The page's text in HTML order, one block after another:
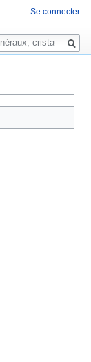
Se connecter